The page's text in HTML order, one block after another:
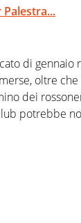
di gennaio
oltre che
dei
potrebbe